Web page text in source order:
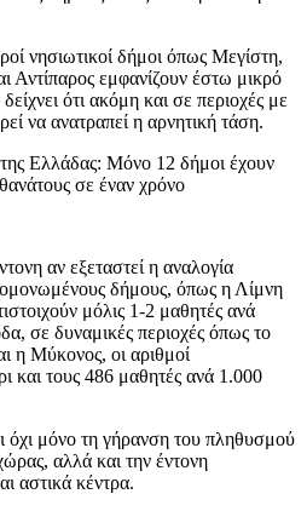
νησιωτικοί δήμοι όπως Μεγίστη,
Αντίπαρος εμφανίζουν έστω μικρό
ότι ακόμη και σε περιοχές με
να ανατραπεί η αρνητική τάση.
Ελλάδας: Μόνο 12 δήμοι έχουν
σε έναν χρόνο
αν εξεταστεί η αναλογία
δήμους, όπως η Λίμνη
μόλις 1-2 μαθητές ανά
σε δυναμικές περιοχές όπως το
η Μύκονος, οι αριθμοί
και τους 486 μαθητές ανά 1.000
όχι μόνο τη γήρανση του πληθυσμού
αλλά και την έντονη
αστικά κέντρα.